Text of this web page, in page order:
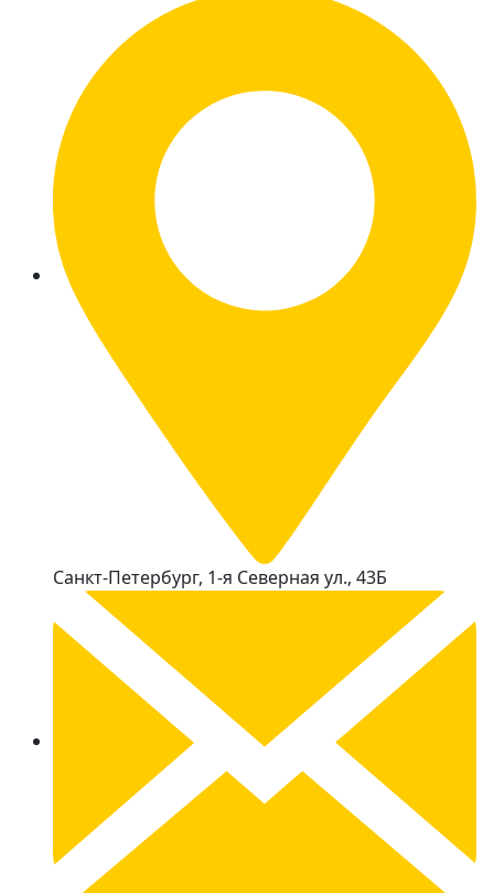
Санкт-Петербург, 1-я Северная ул., 43Б